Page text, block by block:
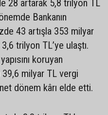
28 artarak 5,8 trilyon TL
Bankanın
43 artışla 353 milyar
trilyon TL’ye ulaştı.
koruyan
39,6 milyar TL vergi
dönem kârı elde etti.